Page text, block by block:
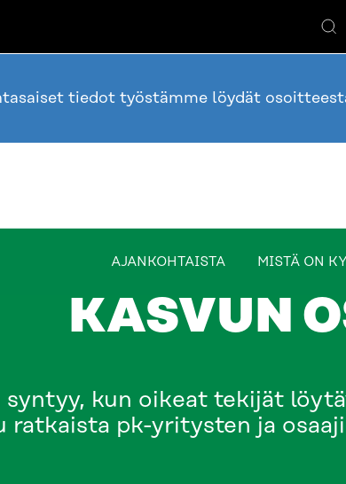
tiedot työstämme löydät
KASVUN
syntyy, kun oikeat tekijät
ratkaista pk-yritysten ja
AJANKOHTAISTA MISTÄ ON